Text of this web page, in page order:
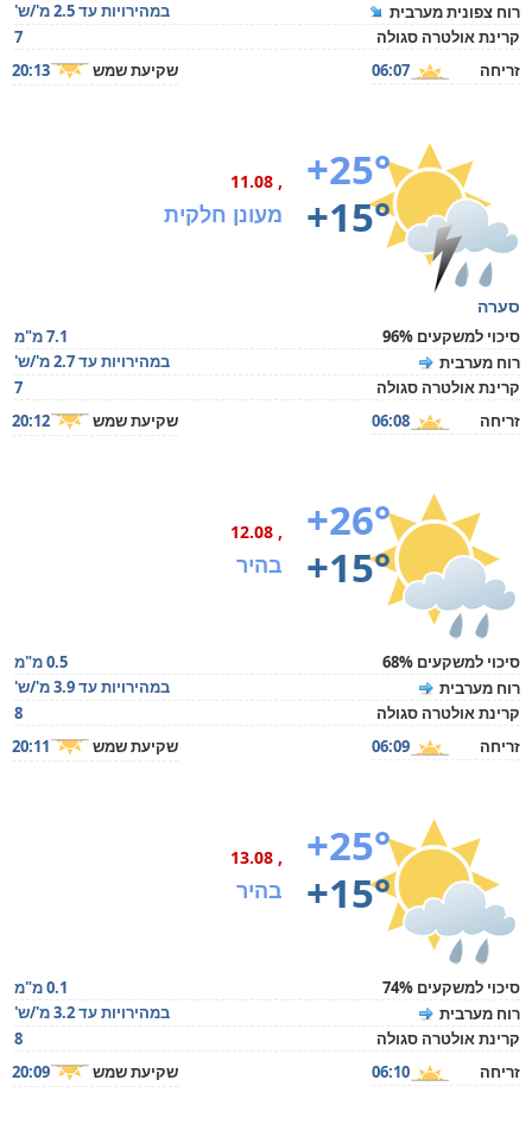
רוח צפונית מערבית
במהירויות עד 2.5 מ'/ש'
קרינת אולטרה סגולה
7
זריחה
06:07 שקיעת שמש 20:13
+25°
+15°
, 11.08
מעונן חלקית
סערה
סיכוי למשקעים 96%
7.1 מ"מ
רוח מערבית
במהירויות עד 2.7 מ'/ש'
קרינת אולטרה סגולה
7
זריחה
06:08 שקיעת שמש 20:12
+26°
+15°
, 12.08
בהיר
סיכוי למשקעים 68%
0.5 מ"מ
רוח מערבית
במהירויות עד 3.9 מ'/ש'
קרינת אולטרה סגולה
8
זריחה
06:09 שקיעת שמש 20:11
+25°
+15°
, 13.08
בהיר
סיכוי למשקעים 74%
0.1 מ"מ
רוח מערבית
במהירויות עד 3.2 מ'/ש'
קרינת אולטרה סגולה
8
זריחה
06:10 שקיעת שמש 20:09